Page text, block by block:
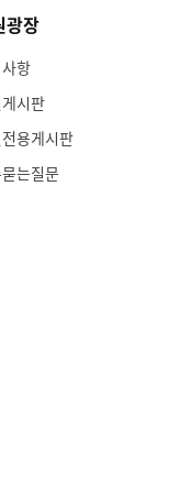
광장
항
시판
용게시판
는질문